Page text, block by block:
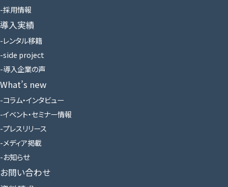
採用情報
導入実績
レンタル移籍
side project
導入企業の声
What’s new
コラム・インタビュー
イベント・セミナー情報
プレスリリース
メディア掲載
お知らせ
お問い合わせ